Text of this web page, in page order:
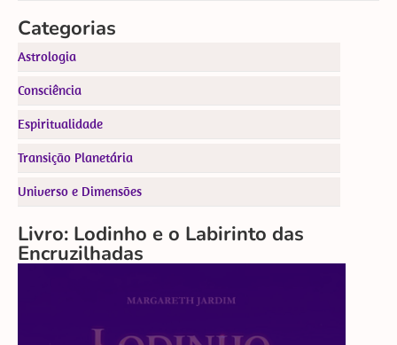
Categorias
Astrologia
Consciência
Espiritualidade
Transição Planetária
Universo e Dimensões
Livro: Lodinho e o Labirinto das
Encruzilhadas